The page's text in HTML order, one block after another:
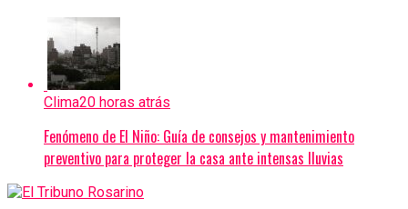
Clima20 horas atrás
Fenómeno de El Niño: Guía de consejos y mantenimiento
preventivo para proteger la casa ante intensas lluvias